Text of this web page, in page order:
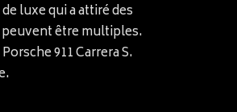
luxe qui a attiré des
peuvent être multiples.
911 Carrera S.